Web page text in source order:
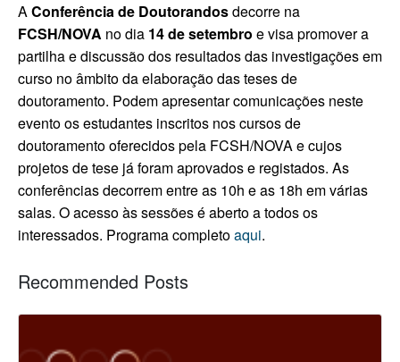
AConferência de Doutorandosdecorre na
FCSH/NOVA no dia 14 de setembro e visa promover a
partilha e discussão dos resultados das investigações em
curso no âmbito da elaboração das teses de
doutoramento. Podem apresentar comunicações neste
evento os estudantes inscritos nos cursos de
doutoramento oferecidos pela FCSH/NOVA e cujos
projetos de tese já foram aprovados e registados. As
conferências decorrem entre as 10h e as 18h em várias
salas. O acesso às sessões é aberto a todos os
interessados. Programa completoaqui.
Recommended Posts